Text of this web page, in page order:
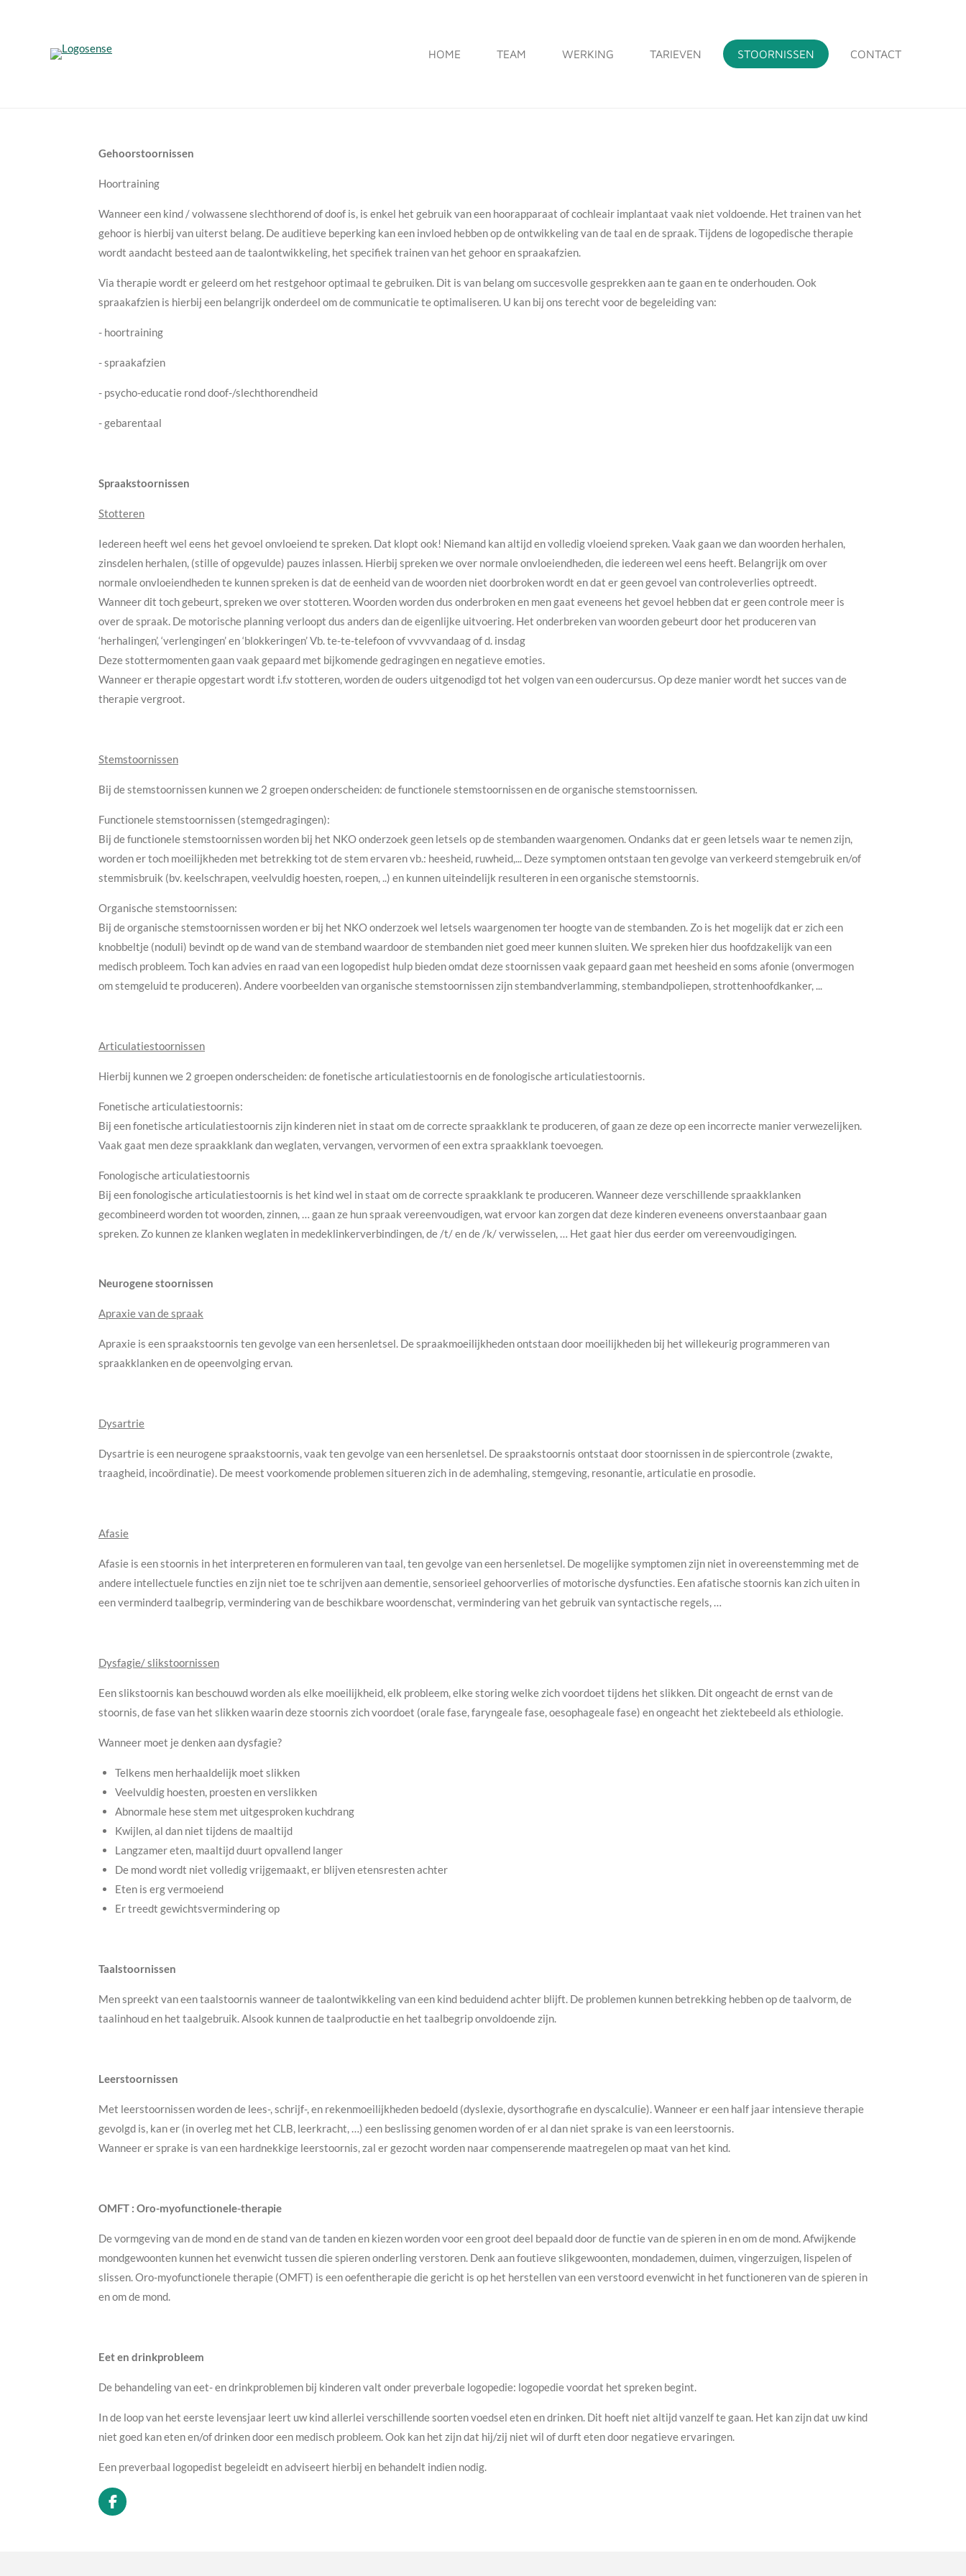
HOME TEAM WERKING TARIEVEN STOORNISSEN CONTACT
Gehoorstoornissen
Hoortraining
Wanneer een kind / volwassene slechthorend of doof is, is enkel het gebruik van een hoorapparaat of cochleair implantaat vaak niet voldoende. Het trainen van het
gehoor is hierbij van uiterst belang. De auditieve beperking kan een invloed hebben op de ontwikkeling van de taal en de spraak. Tijdens de logopedische therapie
wordt aandacht besteed aan de taalontwikkeling, het specifiek trainen van het gehoor en spraakafzien.
Via therapie wordt er geleerd om het restgehoor optimaal te gebruiken. Dit is van belang om succesvolle gesprekken aan te gaan en te onderhouden. Ook
spraakafzien is hierbij een belangrijk onderdeel om de communicatie te optimaliseren. U kan bij ons terecht voor de begeleiding van:
- hoortraining
- spraakafzien
- psycho-educatie rond doof-/slechthorendheid
- gebarentaal
Spraakstoornissen
Stotteren
Iedereen heeft wel eens het gevoel onvloeiend te spreken. Dat klopt ook! Niemand kan altijd en volledig vloeiend spreken. Vaak gaan we dan woorden herhalen,
zinsdelen herhalen, (stille of opgevulde) pauzes inlassen. Hierbij spreken we over normale onvloeiendheden, die iedereen wel eens heeft. Belangrijk om over
normale onvloeiendheden te kunnen spreken is dat de eenheid van de woorden niet doorbroken wordt en dat er geen gevoel van controleverlies optreedt.
Wanneer dit toch gebeurt, spreken we over stotteren. Woorden worden dus onderbroken en men gaat eveneens het gevoel hebben dat er geen controle meer is
over de spraak. De motorische planning verloopt dus anders dan de eigenlijke uitvoering. Het onderbreken van woorden gebeurt door het produceren van
‘herhalingen’, ‘verlengingen’ en ‘blokkeringen’ Vb. te-te-telefoon of vvvvvandaag of d. insdag
Deze stottermomenten gaan vaak gepaard met bijkomende gedragingen en negatieve emoties.
Wanneer er therapie opgestart wordt i.f.v stotteren, worden de ouders uitgenodigd tot het volgen van een oudercursus. Op deze manier wordt het succes van de
therapie vergroot.
Stemstoornissen
Bij de stemstoornissen kunnen we 2 groepen onderscheiden: de functionele stemstoornissen en de organische stemstoornissen.
Functionele stemstoornissen (stemgedragingen):
Bij de functionele stemstoornissen worden bij het NKO onderzoek geen letsels op de stembanden waargenomen. Ondanks dat er geen letsels waar te nemen zijn,
worden er toch moeilijkheden met betrekking tot de stem ervaren vb.: heesheid, ruwheid,... Deze symptomen ontstaan ten gevolge van verkeerd stemgebruik en/of
stemmisbruik (bv. keelschrapen, veelvuldig hoesten, roepen, ..) en kunnen uiteindelijk resulteren in een organische stemstoornis.
Organische stemstoornissen:
Bij de organische stemstoornissen worden er bij het NKO onderzoek wel letsels waargenomen ter hoogte van de stembanden. Zo is het mogelijk dat er zich een
knobbeltje (noduli) bevindt op de wand van de stemband waardoor de stembanden niet goed meer kunnen sluiten. We spreken hier dus hoofdzakelijk van een
medisch probleem. Toch kan advies en raad van een logopedist hulp bieden omdat deze stoornissen vaak gepaard gaan met heesheid en soms afonie (onvermogen
om stemgeluid te produceren). Andere voorbeelden van organische stemstoornissen zijn stembandverlamming, stembandpoliepen, strottenhoofdkanker, ...
Articulatiestoornissen
Hierbij kunnen we 2 groepen onderscheiden: de fonetische articulatiestoornis en de fonologische articulatiestoornis.
Fonetische articulatiestoornis:
Bij een fonetische articulatiestoornis zijn kinderen niet in staat om de correcte spraakklank te produceren, of gaan ze deze op een incorrecte manier verwezelijken.
Vaak gaat men deze spraakklank dan weglaten, vervangen, vervormen of een extra spraakklank toevoegen.
Fonologische articulatiestoornis
Bij een fonologische articulatiestoornis is het kind wel in staat om de correcte spraakklank te produceren. Wanneer deze verschillende spraakklanken
gecombineerd worden tot woorden, zinnen, … gaan ze hun spraak vereenvoudigen, wat ervoor kan zorgen dat deze kinderen eveneens onverstaanbaar gaan
spreken. Zo kunnen ze klanken weglaten in medeklinkerverbindingen, de /t/ en de /k/ verwisselen, … Het gaat hier dus eerder om vereenvoudigingen.
Neurogene stoornissen
Apraxie van de spraak
Apraxie is een spraakstoornis ten gevolge van een hersenletsel. De spraakmoeilijkheden ontstaan door moeilijkheden bij het willekeurig programmeren van
spraakklanken en de opeenvolging ervan.
Dysartrie
Dysartrie is een neurogene spraakstoornis, vaak ten gevolge van een hersenletsel. De spraakstoornis ontstaat door stoornissen in de spiercontrole (zwakte,
traagheid, incoördinatie). De meest voorkomende problemen situeren zich in de ademhaling, stemgeving, resonantie, articulatie en prosodie.
Afasie
Afasie is een stoornis in het interpreteren en formuleren van taal, ten gevolge van een hersenletsel. De mogelijke symptomen zijn niet in overeenstemming met de
andere intellectuele functies en zijn niet toe te schrijven aan dementie, sensorieel gehoorverlies of motorische dysfuncties. Een afatische stoornis kan zich uiten in
een verminderd taalbegrip, vermindering van de beschikbare woordenschat, vermindering van het gebruik van syntactische regels, …
Dysfagie/ slikstoornissen
Een slikstoornis kan beschouwd worden als elke moeilijkheid, elk probleem, elke storing welke zich voordoet tijdens het slikken. Dit ongeacht de ernst van de
stoornis, de fase van het slikken waarin deze stoornis zich voordoet (orale fase, faryngeale fase, oesophageale fase) en ongeacht het ziektebeeld als ethiologie.
Wanneer moet je denken aan dysfagie?
Telkens men herhaaldelijk moet slikken
Veelvuldig hoesten, proesten en verslikken
Abnormale hese stem met uitgesproken kuchdrang
Kwijlen, al dan niet tijdens de maaltijd
Langzamer eten, maaltijd duurt opvallend langer
De mond wordt niet volledig vrijgemaakt, er blijven etensresten achter
Eten is erg vermoeiend
Er treedt gewichtsvermindering op
Taalstoornissen
Men spreekt van een taalstoornis wanneer de taalontwikkeling van een kind beduidend achter blijft. De problemen kunnen betrekking hebben op de taalvorm, de
taalinhoud en het taalgebruik. Alsook kunnen de taalproductie en het taalbegrip onvoldoende zijn.
Leerstoornissen
Met leerstoornissen worden de lees-, schrijf-, en rekenmoeilijkheden bedoeld (dyslexie, dysorthografie en dyscalculie). Wanneer er een half jaar intensieve therapie
gevolgd is, kan er (in overleg met het CLB, leerkracht, …) een beslissing genomen worden of er al dan niet sprake is van een leerstoornis.
Wanneer er sprake is van een hardnekkige leerstoornis, zal er gezocht worden naar compenserende maatregelen op maat van het kind.
OMFT : Oro-myofunctionele-therapie
De vormgeving van de mond en de stand van de tanden en kiezen worden voor een groot deel bepaald door de functie van de spieren in en om de mond. Afwijkende
mondgewoonten kunnen het evenwicht tussen die spieren onderling verstoren. Denk aan foutieve slikgewoonten, mondademen, duimen, vingerzuigen, lispelen of
slissen. Oro-myofunctionele therapie (OMFT) is een oefentherapie die gericht is op het herstellen van een verstoord evenwicht in het functioneren van de spieren in
en om de mond.
Eet en drinkprobleem
De behandeling van eet- en drinkproblemen bij kinderen valt onder preverbale logopedie: logopedie voordat het spreken begint.
In de loop van het eerste levensjaar leert uw kind allerlei verschillende soorten voedsel eten en drinken. Dit hoeft niet altijd vanzelf te gaan. Het kan zijn dat uw kind
niet goed kan eten en/of drinken door een medisch probleem. Ook kan het zijn dat hij/zij niet wil of durft eten door negatieve ervaringen.
Een preverbaal logopedist begeleidt en adviseert hierbij en behandelt indien nodig.
F
a